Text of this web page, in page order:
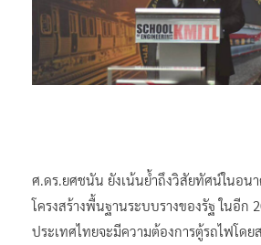
ศ.ดร.ยศชนัน ยังเน้นย้ำถึงวิสัยทัศน์ในอน
โครงสร้างพื้นฐานระบบรางของรัฐ ในอีก
ประเทศไทยจะมีความต้องการตู้รถไฟโดย